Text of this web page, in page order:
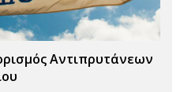
Αντιπρυτάνεων